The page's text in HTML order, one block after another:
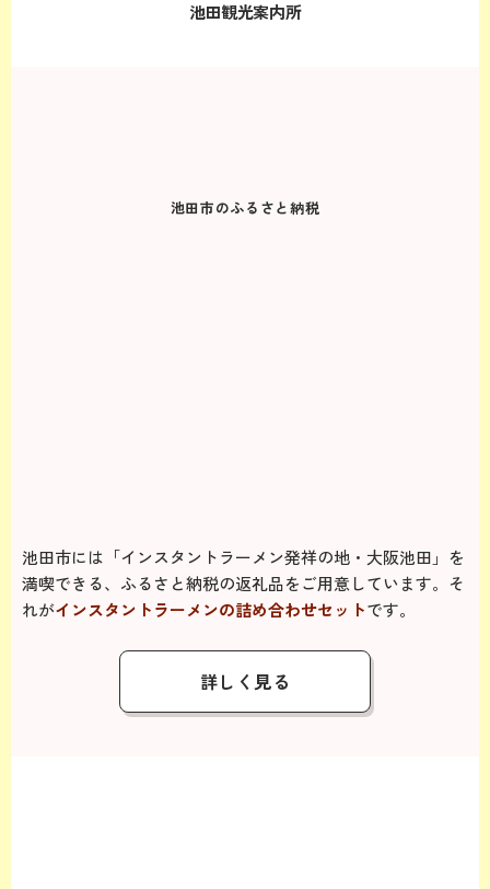
池田観光案内所
池田市のふるさと納税
池田市には「インスタントラーメン発祥の地・大阪池田」を
満喫できる、ふるさと納税の返礼品をご用意しています。 そ
れがインスタントラーメンの詰め合わせセットです。
詳しく見る